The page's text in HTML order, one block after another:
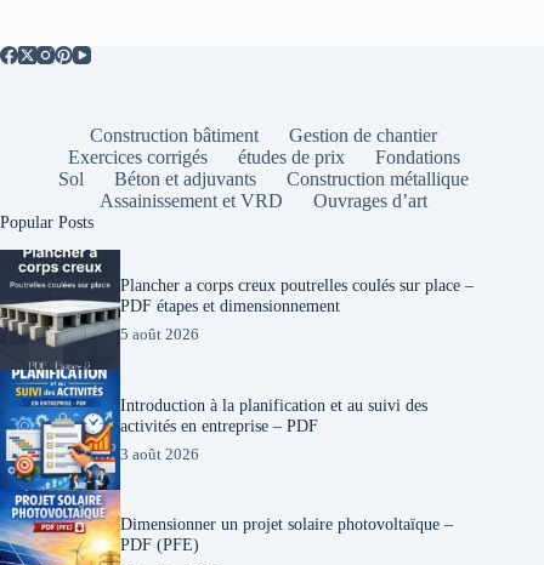
Construction bâtiment
Gestion de chantier
Exercices corrigés
études de prix
Fondations
Sol
Béton et adjuvants
Construction métallique
Assainissement et VRD
Ouvrages d’art
Popular Posts
Plancher a corps creux poutrelles coulés sur place –
PDF étapes et dimensionnement
5 août 2026
Introduction à la planification et au suivi des
activités en entreprise – PDF
3 août 2026
Dimensionner un projet solaire photovoltaïque –
PDF (PFE)